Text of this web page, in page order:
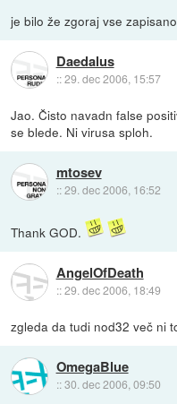
je bilo že zgoraj vse
Daedalus
::29. dec 2006, 15:57
Jao. Čisto navadn false
se blede. Ni virusa sploh.
mtosev
::29. dec 2006, 16:52
Thank GOD.
AngelOfDeath
::29. dec 2006, 18:49
zgleda da tudi nod32 več ni
OmegaBlue
::30. dec 2006, 09:50